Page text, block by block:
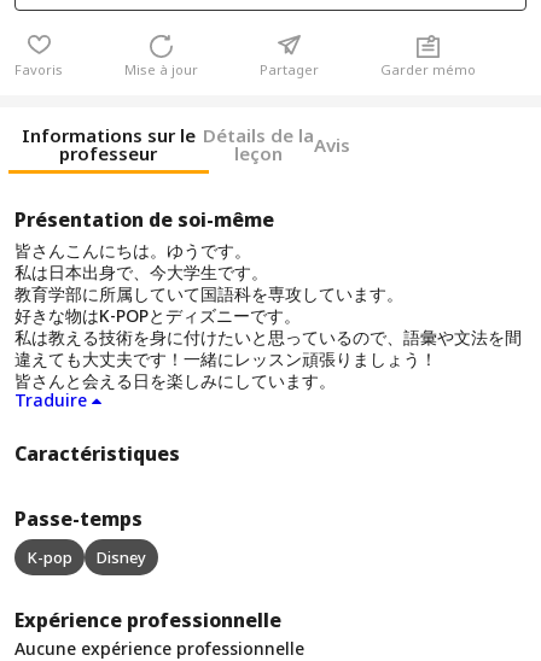
Favoris Mise à jour Partager Garder mémo
Informations sur le
professeur
Détails de la
leçon Avis
Présentation de soi-même
皆さんこんにちは。ゆうです。
私は日本出身で、今大学生です。
教育学部に所属していて国語科を専攻しています。
好きな物はK-POPとディズニーです。
私は教える技術を身に付けたいと思っているので、語彙や文法を間
違えても大丈夫です！一緒にレッスン頑張りましょう！
皆さんと会える日を楽しみにしています。
Traduire
Caractéristiques
Passe-temps
K-pop Disney
Expérience professionnelle
Aucune expérience professionnelle